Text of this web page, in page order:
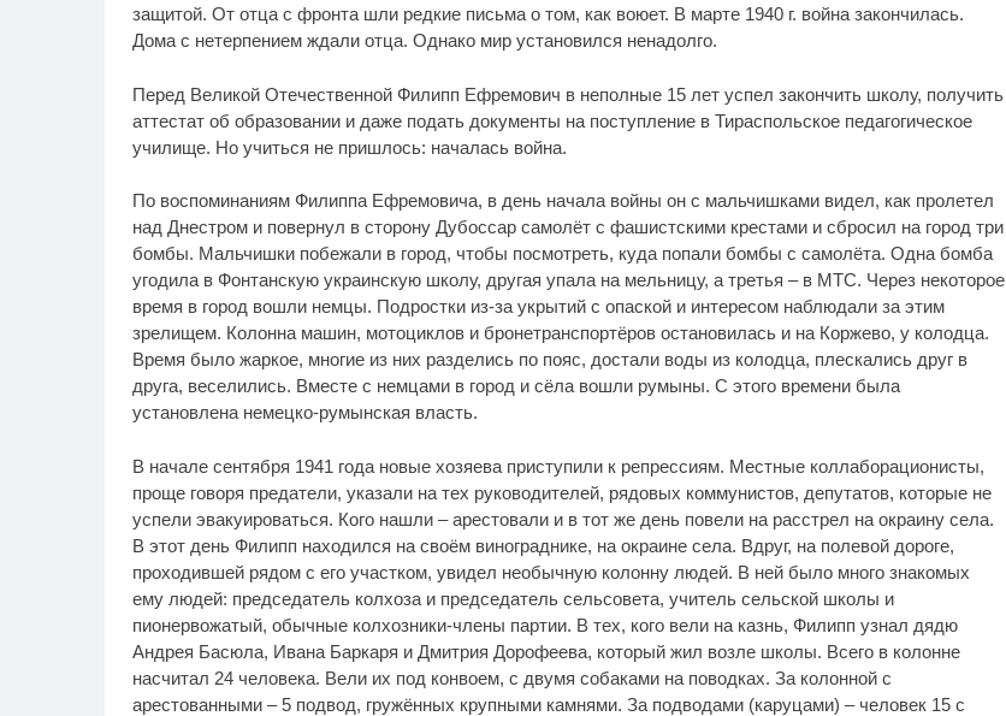
защитой. От отца с фронта шли редкие письма о том, как воюет. В марте 1940 г. война закончилась.
Дома с нетерпением ждали отца. Однако мир установился ненадолго.
Перед Великой Отечественной Филипп Ефремович в неполные 15 лет успел закончить школу, получить
аттестат об образовании и даже подать документы на поступление в Тираспольское педагогическое
училище. Но учиться не пришлось: началась война.
По воспоминаниям Филиппа Ефремовича, в день начала войны он с мальчишками видел, как пролетел
над Днестром и повернул в сторону Дубоссар самолёт с фашистскими крестами и сбросил на город три
бомбы. Мальчишки побежали в город, чтобы посмотреть, куда попали бомбы с самолёта. Одна бомба
угодила в Фонтанскую украинскую школу, другая упала на мельницу, а третья – в МТС. Через некоторое
время в город вошли немцы. Подростки из-за укрытий с опаской и интересом наблюдали за этим
зрелищем. Колонна машин, мотоциклов и бронетранспортёров остановилась и на Коржево, у колодца.
Время было жаркое, многие из них разделись по пояс, достали воды из колодца, плескались друг в
друга, веселились. Вместе с немцами в город и сёла вошли румыны. С этого времени была
установлена немецко-румынская власть.
В начале сентября 1941 года новые хозяева приступили к репрессиям. Местные коллаборационисты,
проще говоря предатели, указали на тех руководителей, рядовых коммунистов, депутатов, которые не
успели эвакуироваться. Кого нашли – арестовали и в тот же день повели на расстрел на окраину села.
В этот день Филипп находился на своём винограднике, на окраине села. Вдруг, на полевой дороге,
проходившей рядом с его участком, увидел необычную колонну людей. В ней было много знакомых
ему людей: председатель колхоза и председатель сельсовета, учитель сельской школы и
пионервожатый, обычные колхозники-члены партии. В тех, кого вели на казнь, Филипп узнал дядю
Андрея Басюла, Ивана Баркаря и Дмитрия Дорофеева, который жил возле школы. Всего в колонне
насчитал 24 человека. Вели их под конвоем, с двумя собаками на поводках. За колонной с
арестованными – 5 подвод, гружённых крупными камнями. За подводами (каруцами) – человек 15 с